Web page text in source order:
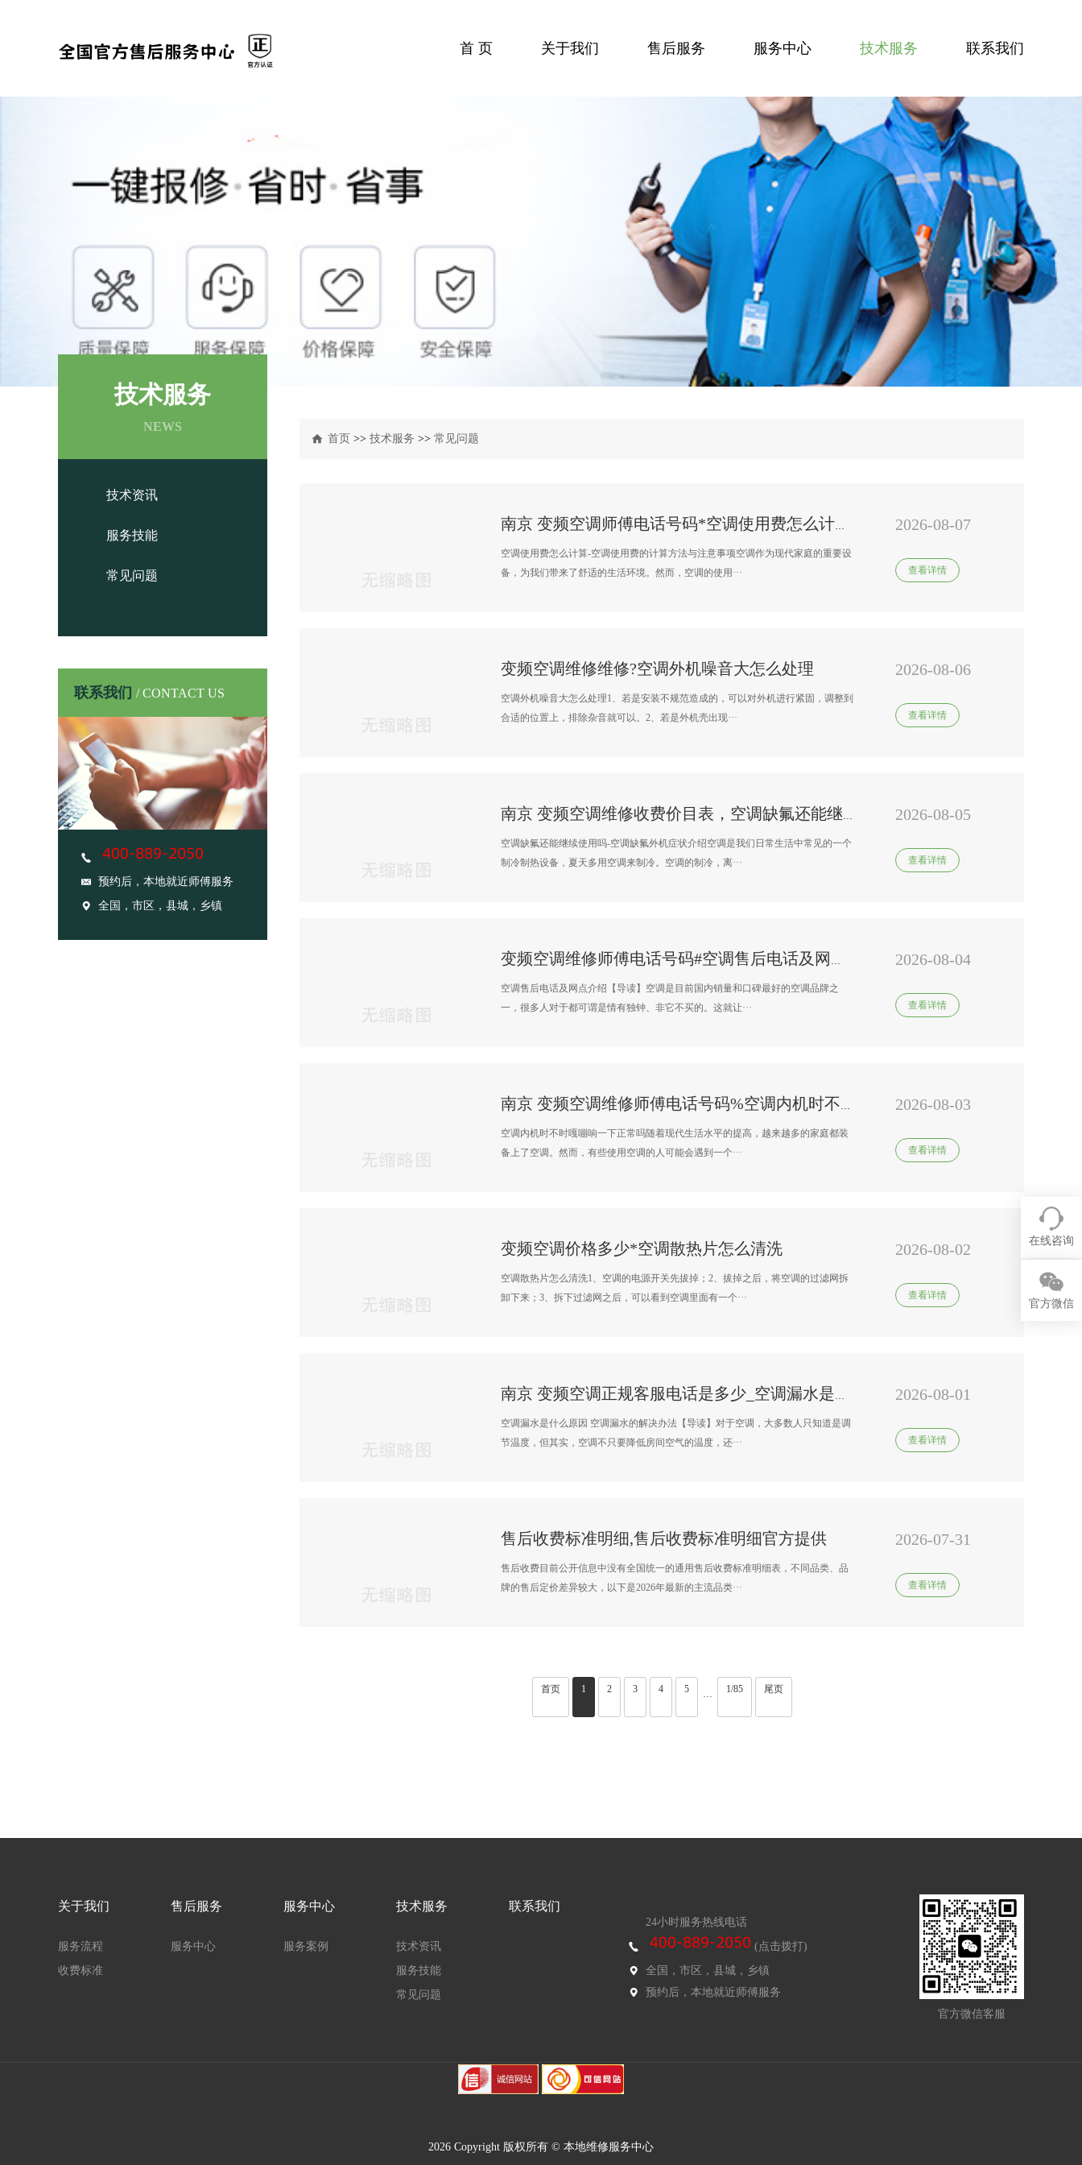
首 页 关于我们 售后服务 服务中心 技术服务 联系我们
技术服务
NEWS
技术资讯
服务技能
常见问题
联系我们 / CONTACT US
预约后，本地就近师傅服务
全国，市区，县城，乡镇
首页 >> 技术服务 >> 常见问题
南京 变频空调师傅电话号码*空调使用费怎么计算-空调使用费的计算方法与注意事项
空调使用费怎么计算-空调使用费的计算方法与注意事项空调作为现代家庭的重要设
备，为我们带来了舒适的生活环境。然而，空调的使用···
2026-08-07
查看详情
变频空调维修维修?空调外机噪音大怎么处理
空调外机噪音大怎么处理1、若是安装不规范造成的，可以对外机进行紧固，调整到
合适的位置上，排除杂音就可以。2、若是外机壳出现···
2026-08-06
查看详情
南京 变频空调维修收费价目表，空调缺氟还能继续使用吗-空调缺氟外机症状介绍
空调缺氟还能继续使用吗-空调缺氟外机症状介绍空调是我们日常生活中常见的一个
制冷制热设备，夏天多用空调来制冷。空调的制冷，离···
2026-08-05
查看详情
变频空调维修师傅电话号码#空调售后电话及网点介绍
空调售后电话及网点介绍【导读】空调是目前国内销量和口碑最好的空调品牌之
一，很多人对于都可谓是情有独钟、非它不买的。这就让···
2026-08-04
查看详情
南京 变频空调维修师傅电话号码%空调内机时不时嘎嘣响一下正常吗
空调内机时不时嘎嘣响一下正常吗随着现代生活水平的提高，越来越多的家庭都装
备上了空调。然而，有些使用空调的人可能会遇到一个···
2026-08-03
查看详情
变频空调价格多少*空调散热片怎么清洗
空调散热片怎么清洗1、空调的电源开关先拔掉；2、拔掉之后，将空调的过滤网拆
卸下来；3、拆下过滤网之后，可以看到空调里面有一个···
2026-08-02
查看详情
南京 变频空调正规客服电话是多少_空调漏水是什么原因 空调漏水的解决办法
空调漏水是什么原因 空调漏水的解决办法【导读】对于空调，大多数人只知道是调
节温度，但其实，空调不只要降低房间空气的温度，还···
2026-08-01
查看详情
售后收费标准明细,售后收费标准明细官方提供
售后收费目前公开信息中没有全国统一的通用售后收费标准明细表，不同品类、品
牌的售后定价差异较大，以下是2026年最新的主流品类···
2026-07-31
查看详情
首页 1 2 3 4 5
···
1/85 尾页
关于我们
服务流程
收费标准
售后服务
服务中心
服务中心
服务案例
技术服务
技术资讯
服务技能
常见问题
联系我们
24小时服务热线电话
(点击拨打)
全国，市区，县城，乡镇
预约后，本地就近师傅服务
官方微信客服
2026 Copyright 版权所有 © 本地维修服务中心
在线咨询
官方微信